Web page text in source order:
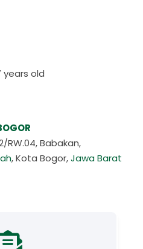
years old
RW.04, Babakan,
, Kota Bogor,Jawa Barat